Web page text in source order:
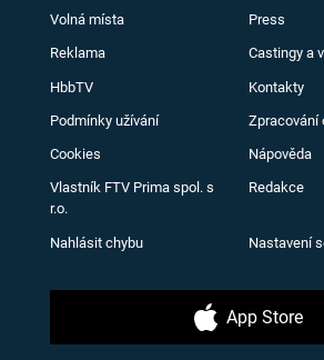
Volná místa Press
Reklama Castingy a
HbbTV Kontakty
Podmínky užívání Zpracování
Cookies Nápověda
Vlastník FTV Prima spol. s
r.o.
Redakce
Nahlásit chybu Nastavení
App Store